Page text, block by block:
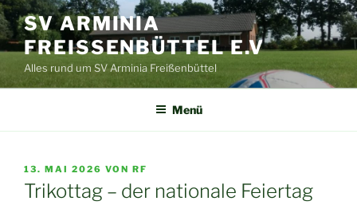
Zum
Inhalt
springen
SV ARMINIA
FREISSENBÜTTEL E.V
Alles rund um SV Arminia Freißenbüttel
Menü
VERÖFFENTLICHT
AM
13. MAI 2026 VON RF
Trikottag – der nationale Feiertag